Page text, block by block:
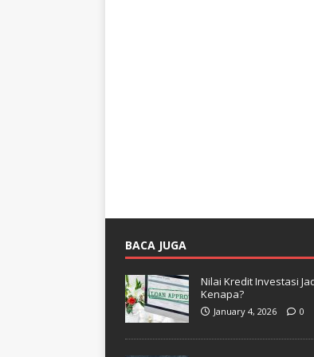
BACA JUGA
Nilai Kredit Investasi
Kenapa?
January 4, 2026 0